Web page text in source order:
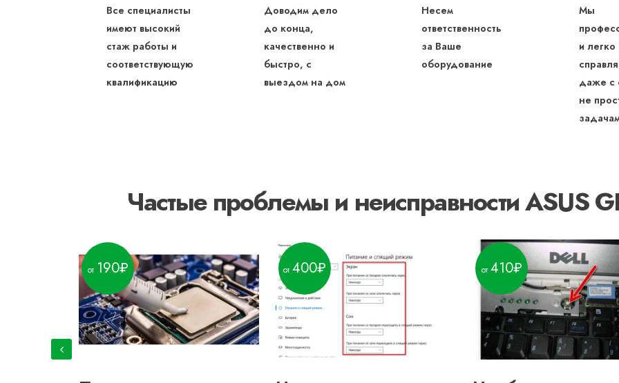
Все специалисты
имеют высокий
стаж работы и
соответствующую
квалификацию
Доводим дело
до конца,
качественно и
быстро, с
выездом на дом
Несем
ответственность
за Ваше
оборудование
Мы
и легко
даже с
не
Частые проблемы и неисправности ASUS
190 400 410